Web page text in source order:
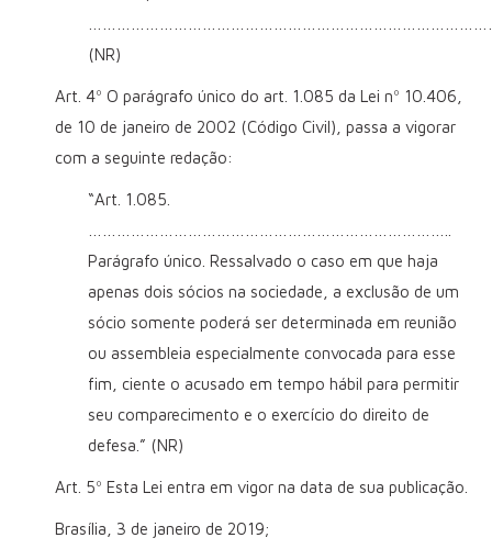
(NR)
Art. 4º O parágrafo único do art. 1.085 da Lei nº 10.406,
de 10 de janeiro de 2002 (Código Civil), passa a vigorar
com a seguinte redação:
“Art. 1.085.
Parágrafo único. Ressalvado o caso em que haja
apenas dois sócios na sociedade, a exclusão de um
sócio somente poderá ser determinada em reunião
ou assembleia especialmente convocada para esse
fim, ciente o acusado em tempo hábil para permitir
seu comparecimento e o exercício do direito de
defesa.” (NR)
Art. 5º Esta Lei entra em vigor na data de sua publicação.
Brasília, 3 de janeiro de 2019;